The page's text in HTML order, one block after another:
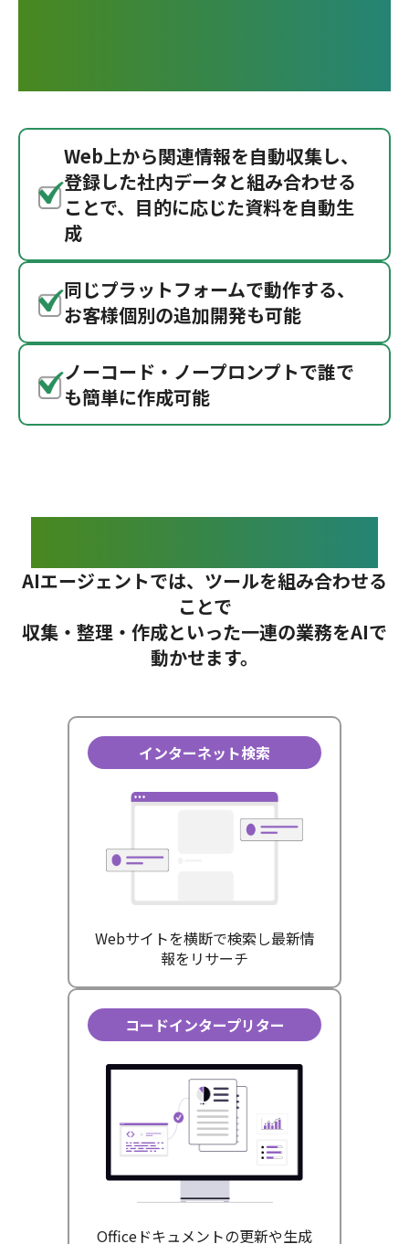
Web上から関連情報を自動収集し、
登録した社内データと組み合わせる
ことで、目的に応じた資料を自動生
成
同じプラットフォームで動作する、
お客様個別の追加開発も可能
ノーコード・ノープロンプトで誰で
も簡単に作成可能
AIエージェントでは、ツールを組み合わせる
ことで
収集・整理・作成といった一連の業務をAIで
動かせます。
インターネット検索
Webサイトを横断で検索し最新情
報をリサーチ
コードインタープリター
Officeドキュメントの更新や生成